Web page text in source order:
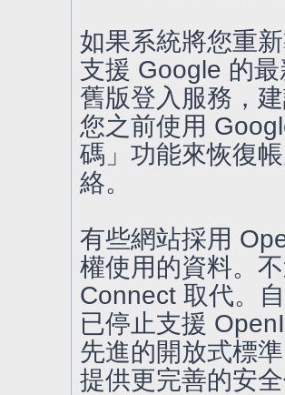
如果系統將您重
支援 Google 的
舊版登入服務，
您之前使用
碼」功能來恢復
絡。
有些網站採用
權使用的資料。
Connect 取代。
已停止支援
先進的開放式標
提供更完善的安